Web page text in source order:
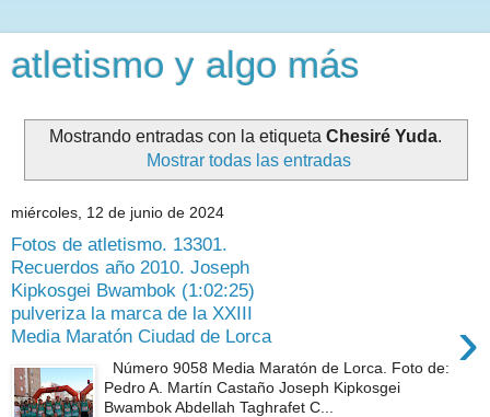
atletismo y algo más
Mostrando entradas con la etiqueta Chesiré Yuda.
Mostrar todas las entradas
miércoles, 12 de junio de 2024
Fotos de atletismo. 13301.
Recuerdos año 2010. Joseph
Kipkosgei Bwambok (1:02:25)
pulveriza la marca de la XXIII
Media Maratón Ciudad de Lorca
›
Número 9058 Media Maratón de Lorca. Foto de:
Pedro A. Martín Castaño Joseph Kipkosgei
Bwambok Abdellah Taghrafet C...